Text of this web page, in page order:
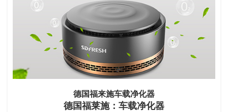
德国福来施车载净化器
德国福莱施：车载净化器